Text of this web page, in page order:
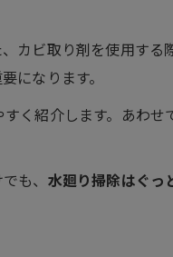
カビ取り剤を使用する
になります。
く紹介します。あわせ
も、 水廻り掃除はぐっ